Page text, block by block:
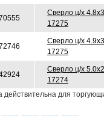
Сверло ц/х
17275
Сверло ц/х
17275
Сверло ц/х
17274
действительна для